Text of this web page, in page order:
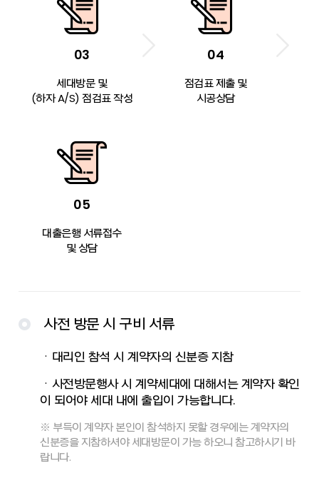
03
세대방문 및
(하자 A/S) 점검표 작성
04
점검표 제출 및
시공상담
05
대출은행 서류접수
및 상담
사전 방문 시 구비 서류
ㆍ대리인 참석 시 계약자의 신분증 지참
ㆍ사전방문행사 시 계약세대에 대해서는 계약자 확인
이 되어야 세대 내에 출입이 가능합니다.
※ 부득이 계약자 본인이 참석하지 못할 경우에는 계약자의
신분증을 지참하셔야 세대방문이 가능 하오니 참고하시기 바
랍니다.